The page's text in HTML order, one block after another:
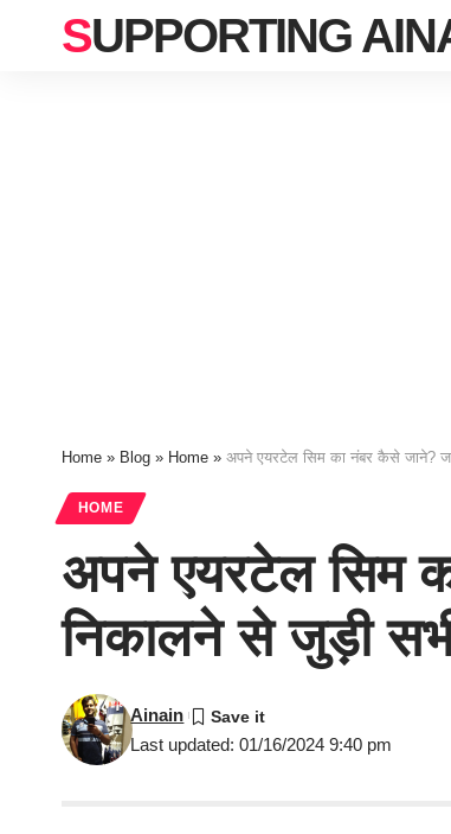
SUPPORTING
Home » Blog » Home » अपने एयरटेल सिम का नंबर कैसे जाने?
HOME
अपने एयरटेल सिम
निकालने से जुड़ी
Last updated: 01/16/2024 9:40 pm
Ainain